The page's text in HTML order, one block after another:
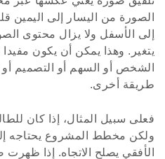
الصورة من اليسار إلى اليمين
إلى الأسفل ولا يزال محتوى
يتغير. وهذا يمكن أن يكون
الشخص أو السهم أو التصميم أو
طريقة أخرى.
فعلى سبيل المثال، إذا كان
ولكن مخطط المشروع يحتاجه
الأفقي يصلح الاتجاه. إذا